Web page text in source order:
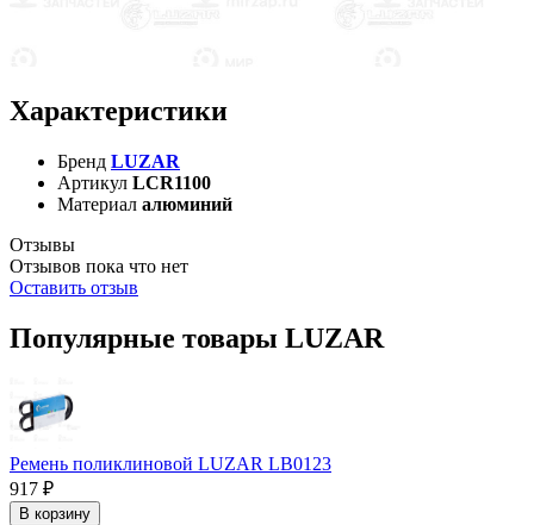
Характеристики
Бренд LUZAR
Артикул LCR1100
Материал алюминий
Отзывы
Отзывов пока что нет
Оставить отзыв
Популярные товары LUZAR
Ремень поликлиновой LUZAR LB0123
917 ₽
В корзину